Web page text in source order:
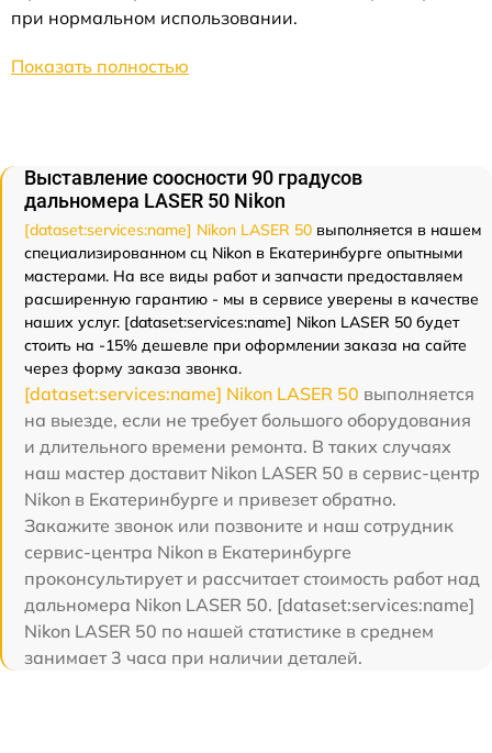
при нормальном использовании.
Показать полностью
Выставление соосности 90 градусов
дальномера LASER 50 Nikon
[dataset:services:name] Nikon LASER 50 выполняется в нашем
специализированном сц Nikon в Екатеринбурге опытными
мастерами. На все виды работ и запчасти предоставляем
расширенную гарантию - мы в сервисе уверены в качестве
наших услуг. [dataset:services:name] Nikon LASER 50 будет
стоить на -15% дешевле при оформлении заказа на сайте
через форму заказа звонка.
[dataset:services:name] Nikon LASER 50 выполняется
на выезде, если не требует большого оборудования
и длительного времени ремонта. В таких случаях
наш мастер доставит Nikon LASER 50 в сервис-центр
Nikon в Екатеринбурге и привезет обратно.
Закажите звонок или позвоните и наш сотрудник
сервис-центра Nikon в Екатеринбурге
проконсультирует и рассчитает стоимость работ над
дальномера Nikon LASER 50. [dataset:services:name]
Nikon LASER 50 по нашей статистике в среднем
занимает 3 часа при наличии деталей.